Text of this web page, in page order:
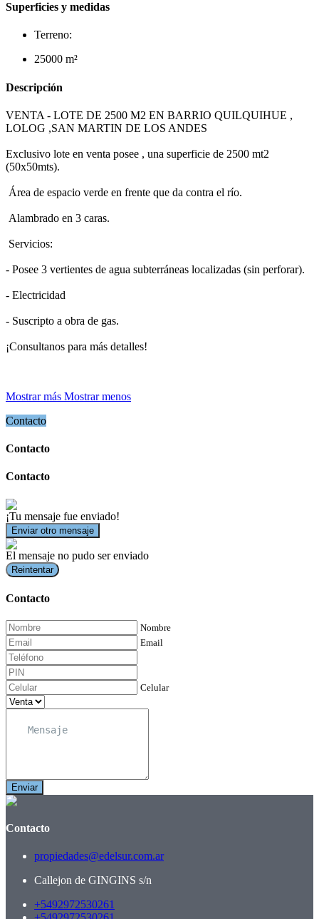
Superficies y medidas
Terreno:
25000 m²
Descripción
VENTA - LOTE DE 2500 M2 EN BARRIO QUILQUIHUE ,
LOLOG ,SAN MARTIN DE LOS ANDES
Exclusivo lote en venta posee , una superficie de 2500 mt2
(50x50mts).
Área de espacio verde en frente que da contra el río.
Alambrado en 3 caras.
Servicios:
- Posee 3 vertientes de agua subterráneas localizadas (sin perforar).
- Electricidad
- Suscripto a obra de gas.
¡Consultanos para más detalles!
Mostrar más Mostrar menos
Contacto
Contacto
Contacto
¡Tu mensaje fue enviado!
Enviar otro mensaje
El mensaje no pudo ser enviado
Reintentar
Contacto
Nombre
Email
Celular
Enviar
Contacto
propiedades@edelsur.com.ar
Callejon de GINGINS s/n
+5492972530261